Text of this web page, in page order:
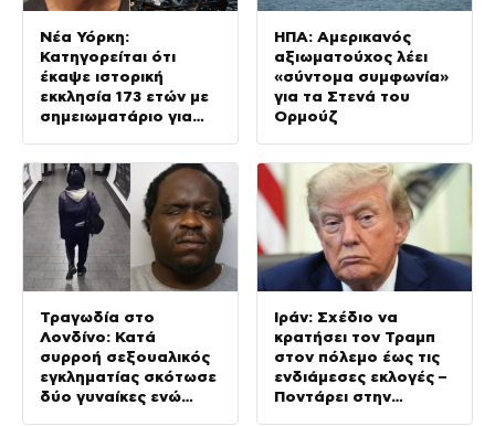
Νέα Υόρκη:
Κατηγορείται ότι
έκαψε ιστορική
εκκλησία 173 ετών με
σημειωματάριο για
ΗΠΑ: Αμερικανός
αξιωματούχος λέει
«σύντομα συμφωνία»
για τα Στενά του
Ορμούζ
Τραγωδία στο
Λονδίνο: Κατά
συρροή σεξουαλικός
εγκληματίας σκότωσε
δύο γυναίκες ενώ
Ιράν: Σχέδιο να
κρατήσει τον Τραμπ
στον πόλεμο έως τις
ενδιάμεσες εκλογές –
Ποντάρει στην